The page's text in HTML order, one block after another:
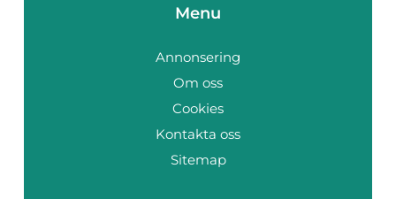
Menu
Annonsering
Om oss
Cookies
Kontakta oss
Sitemap